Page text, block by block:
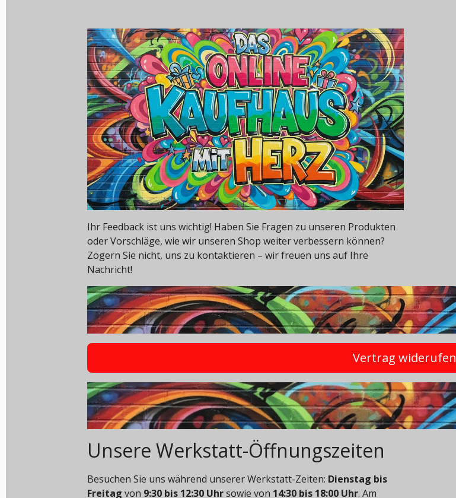
Ihr Feedback ist uns wichtig! Haben Sie Fragen zu unseren Produkten
oder Vorschläge, wie wir unseren Shop weiter verbessern können?
Zögern Sie nicht, uns zu kontaktieren – wir freuen uns auf Ihre
Nachricht!
Vertrag widerufen
Unsere Werkstatt-Öffnungszeiten
Besuchen Sie uns während unserer Werkstatt-Zeiten: Dienstag bis
Freitag von 9:30 bis 12:30 Uhrsowie von 14:30 bis 18:00 Uhr. Am